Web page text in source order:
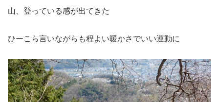
山、登っている感が出てきた
ひーこら言いながらも程よい暖かさでいい運動に